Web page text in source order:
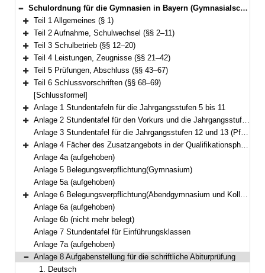
Bereich reduzieren
Schulordnung für die Gymnasien in Bayern (Gymnasialschulordnung – GSO) Vom 23. Januar 2007 (GVBl. S. 68) BayRS 2235-1-1-1-K (§§ 1–69)
Bereich erweitern
Teil 1 Allgemeines (§ 1)
Bereich erweitern
Teil 2 Aufnahme, Schulwechsel (§§ 2–11)
Bereich erweitern
Teil 3 Schulbetrieb (§§ 12–20)
Bereich erweitern
Teil 4 Leistungen, Zeugnisse (§§ 21–42)
Bereich erweitern
Teil 5 Prüfungen, Abschluss (§§ 43–67)
Bereich erweitern
Teil 6 Schlussvorschriften (§§ 68–69)
[Schlussformel]
Bereich erweitern
Anlage 1 Stundentafeln für die Jahrgangsstufen 5 bis 11
Bereich erweitern
Anlage 2 Stundentafel für den Vorkurs und die Jahrgangsstufe I
Anlage 3 Stundentafel für die Jahrgangsstufen 12 und 13 (Pflicht- und Wahlpflichtbereich)
Bereich erweitern
Anlage 4 Fächer des Zusatzangebots in der Qualifikationsphase
Anlage 4a (aufgehoben)
Anlage 5 Belegungsverpflichtung(Gymnasium)
Anlage 5a (aufgehoben)
Bereich erweitern
Anlage 6 Belegungsverpflichtung(Abendgymnasium und Kolleg)
Anlage 6a (aufgehoben)
Anlage 6b (nicht mehr belegt)
Anlage 7 Stundentafel für Einführungsklassen
Anlage 7a (aufgehoben)
Bereich reduzieren
Anlage 8 Aufgabenstellung für die schriftliche Abiturprüfung
1. Deutsch